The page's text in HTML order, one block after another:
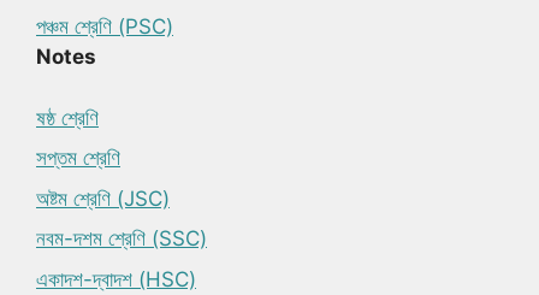
পঞ্চম শ্রেণি (PSC)
Notes
ষষ্ঠ শ্রেণি
সপ্তম শ্রেণি
অষ্টম শ্রেণি (JSC)
নবম-দশম শ্রেণি (SSC)
একাদশ-দ্বাদশ (HSC)